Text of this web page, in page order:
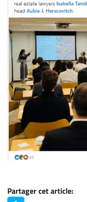
Partager cet article: